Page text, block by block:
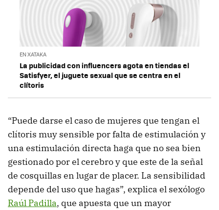
EN XATAKA
La publicidad con influencers agota en tiendas el
Satisfyer, el juguete sexual que se centra en el
clítoris
“Puede darse el caso de mujeres que tengan el
clítoris muy sensible por falta de estimulación y
una estimulación directa haga que no sea bien
gestionado por el cerebro y que este de la señal
de cosquillas en lugar de placer. La sensibilidad
depende del uso que hagas”, explica el sexólogo
Raúl Padilla, que apuesta que un mayor